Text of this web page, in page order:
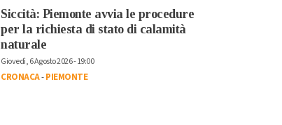
Siccità: Piemonte avvia le procedure
per la richiesta di stato di calamità
naturale
Giovedì, 6 Agosto 2026 - 19:00
CRONACA-PIEMONTE